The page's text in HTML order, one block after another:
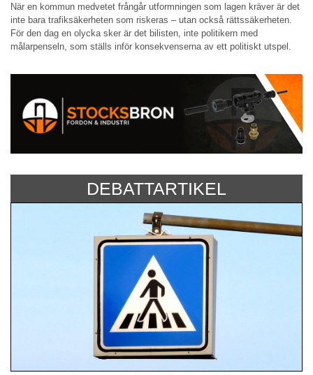
När en kommun medvetet frångår utformningen som lagen kräver är det
inte bara trafiksäkerheten som riskeras – utan också rättssäkerheten.
För den dag en olycka sker är det bilisten, inte politikern med
målarpenseln, som ställs inför konsekvenserna av ett politiskt utspel.
DEBATTARTIKEL